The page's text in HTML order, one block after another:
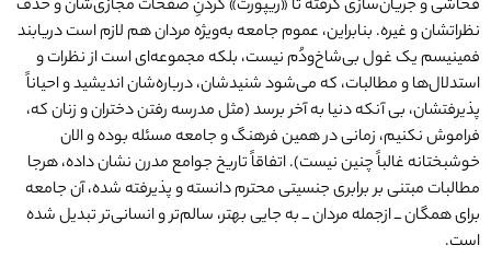
فحاشی و جریان‌سازی گرفته تا «ریپورت» کردنِ صفحات مجازی‌شان و حذف
نظراتشان و غیره. بنابراین، عموم جامعه به‌ویژه مردان هم لازم است دریابند
فمینیسم یک غول بی‌شاخ‌ودُم نیست، بلکه مجموعه‌ای است از نظرات و
استدلال‌ها و مطالبات، که می‌شود شنیدشان، درباره‌شان اندیشید و احیاناً
پذیرفتشان، بی آنکه دنیا به ‌آخر برسد (مثل مدرسه رفتن دختران و زنان که،
فراموش نکنیم، زمانی در همین فرهنگ و جامعه مسئله بوده و الان
خوشبختانه غالباً چنین نیست). اتفاقاً تاریخ جوامع مدرن نشان داده، هرجا
مطالبات مبتنی ‌بر برابری جنسیتی محترم دانسته و پذیرفته شده، آن جامعه
برای همگان ــ از‌جمله مردان ــ به جایی بهتر، سالم‌تر و انسانی‌تر تبدیل شده
است.